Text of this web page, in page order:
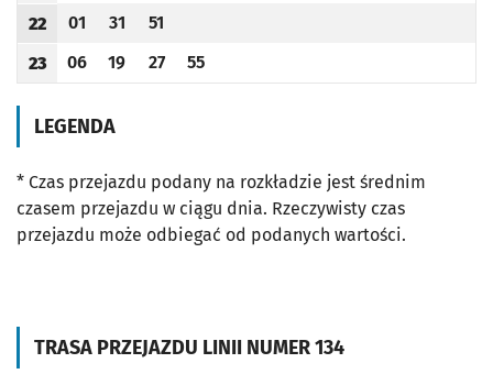
TRASA PRZEJAZDU LINII NUMER 134
Godzina odjazdu
22
Odjazd
01
minut po godzinie 22
Odjazd
31
minut po godzinie 22
Odjazd
51
minut po godzinie 22
Godzina odjazdu
23
Odjazd
06
minut po godzinie 23
Odjazd
19
minut po godzinie 23
Odjazd
27
minut po godzinie 23
Odjazd
55
minut po godzinie 23
LEGENDA
* Czas przejazdu podany na rozkładzie jest średnim
czasem przejazdu w ciągu dnia. Rzeczywisty czas
przejazdu może odbiegać od podanych wartości.